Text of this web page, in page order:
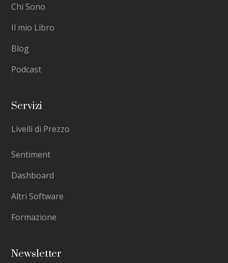
Chi Sono
Il mio Libro
Blog
Podcast
Servizi
Livelli di Prezzo
Sentiment
Dashboard
Altri Software
Formazione
Newsletter